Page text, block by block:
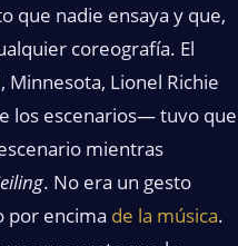
que nadie ensaya y que,
coreografía. El
Minnesota, Lionel Richie
los escenarios— tuvo que
mientras
. No era un gesto
por encima de la música.